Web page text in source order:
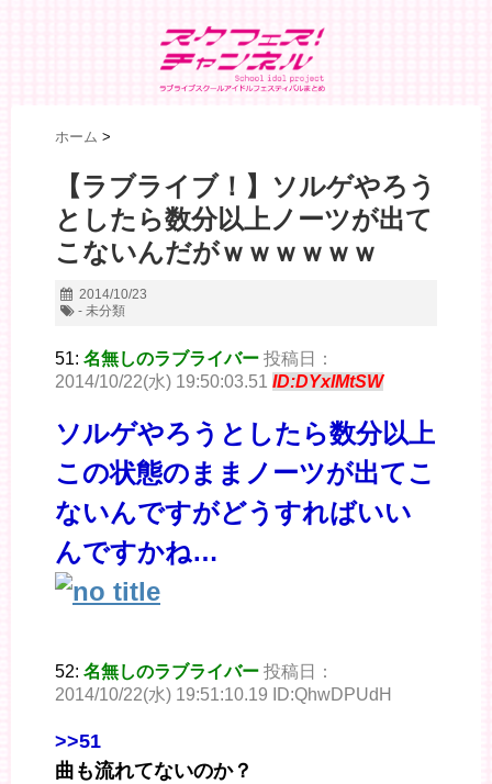
ホーム >
【ラブライブ！】ソルゲやろう
としたら数分以上ノーツが出て
こないんだがｗｗｗｗｗｗ
2014/10/23
- 未分類
51: 名無しのラブライバー 投稿日：
2014/10/22(水) 19:50:03.51 ID:DYxlMtSW
ソルゲやろうとしたら数分以上
この状態のままノーツが出てこ
ないんですがどうすればいい
んですかね…
52: 名無しのラブライバー 投稿日：
2014/10/22(水) 19:51:10.19 ID:QhwDPUdH
>>51
曲も流れてないのか？